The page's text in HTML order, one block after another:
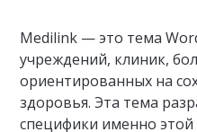
Medilink — это тема
учреждений, клиник,
ориентированных на
здоровья. Эта тема
специфики именно